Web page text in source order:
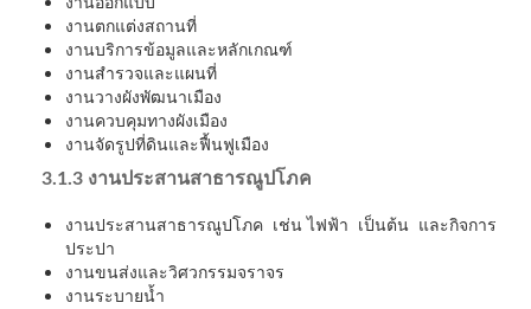
งานตกแต่งสถานที่
งานบริการข้อมูลและหลักเกณฑ์
งานสำรวจและแผนที่
งานวางผังพัฒนาเมือง
งานควบคุมทางผังเมือง
งานจัดรูปที่ดินและฟื้นฟูเมือง
3.1.3 งานประสานสาธารณูปโภค
งานประสานสาธารณูปโภค เช่น ไฟฟ้า เป็นต้น และกิจการ
ประปา
งานขนส่งและวิศวกรรมจราจร
งานระบายน้ำ